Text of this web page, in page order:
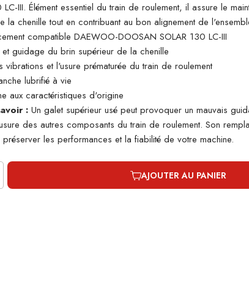
LC-III. Élément essentiel du train de roulement, il assure le
la chenille tout en contribuant au bon alignement de
compatible DAEWOO-DOOSAN SOLAR 130 LC-III
et guidage du brin supérieur de la chenille
vibrations et l'usure prématurée du train de roulement
lubrifié à vie
aux caractéristiques d'origine
: Un galet supérieur usé peut provoquer un mauvais
des autres composants du train de roulement. Son
les performances et la fiabilité de votre machine.
AJOUTER AU PANIER